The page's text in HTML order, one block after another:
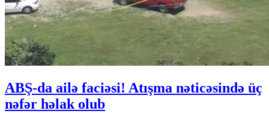
ABŞ-da ailə faciəsi! Atışma nəticəsində üç
nəfər həlak olub